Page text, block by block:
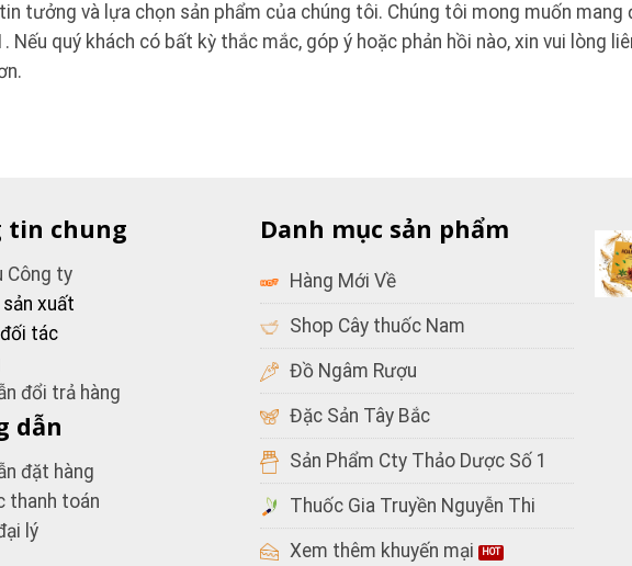
tưởng và lựa chọn sản phẩm của chúng tôi. Chúng tôi mong muốn mang
quý khách có bất kỳ thắc mắc, góp ý hoặc phản hồi nào, xin vui lòng
tin chung
Công ty
xuất
đối tác
đổi trả hàng
dẫn
đặt hàng
thanh toán
lý
Danh mục sản phẩm
Hàng Mới Về
Shop Cây thuốc Nam
Đồ Ngâm Rượu
Đặc Sản Tây Bắc
Sản Phẩm Cty Thảo Dược Số 1
Thuốc Gia Truyền Nguyễn Thi
Xem thêm khuyến mại